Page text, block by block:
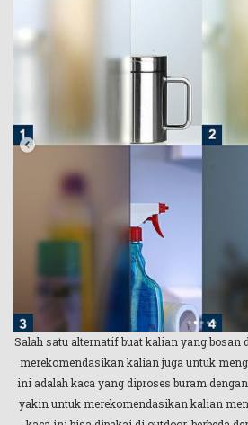
Salah satu alternatif buat kalian yang bosan
merekomendasikan kalian juga untuk
ini adalah kaca yang diproses buram
yakin untuk merekomendasikan kalian